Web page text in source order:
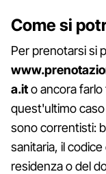
Come si
Per prenotarsi si
a.ito ancora
quest'ultimo
sono correntisti:
sanitaria, il
residenza o del